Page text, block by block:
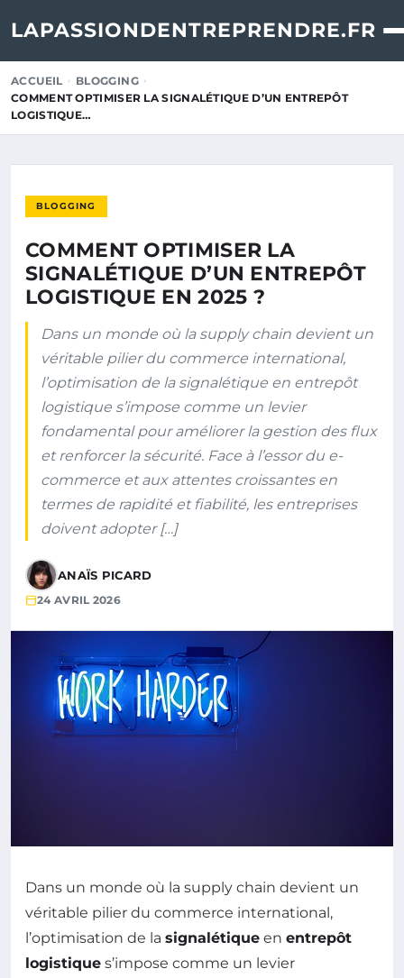
LAPASSIONDENTREPRENDRE.FR
ACCUEIL
BLOGGING
COMMENT OPTIMISER LA SIGNALÉTIQUE D’UN ENTREPÔT
LOGISTIQUE…
BLOGGING
COMMENT OPTIMISER LA
SIGNALÉTIQUE D’UN ENTREPÔT
LOGISTIQUE EN 2025 ?
Dans un monde où la supply chain devient un
véritable pilier du commerce international,
l’optimisation de la signalétique en entrepôt
logistique s’impose comme un levier
fondamental pour améliorer la gestion des flux
et renforcer la sécurité. Face à l’essor du e-
commerce et aux attentes croissantes en
termes de rapidité et fiabilité, les entreprises
doivent adopter […]
ANAÏS PICARD
24 AVRIL 2026
Dans un monde où la supply chain devient un
véritable pilier du commerce international,
l’optimisation de la signalétique en entrepôt
logistique s’impose comme un levier